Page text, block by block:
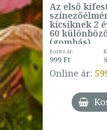
-
ár:
Ft
Ft
-
27%
Az első
kicsiknek 2
60
(gombás)
Borító ár:
999 Ft
Online ár: